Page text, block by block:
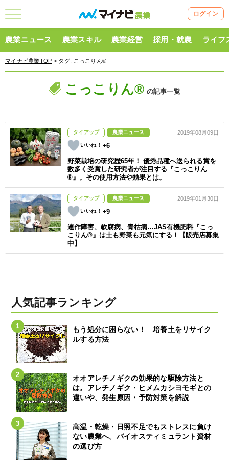
ログイン
農業ニュース 農業スキル 農業経営 採用・就農 ライフ
マイナビ農業TOP > タグ: こっこりん®
こっこりん® の記事一覧
タイアップ 農業ニュース
+6
2019年08月09日
野菜栽培の研究歴65年！ 優秀品種へ送られる賞を
数多く受賞した研究者が注目する『こっこりん
®』。その使用方法や効果とは。
タイアップ 農業ニュース
+9
2019年01月30日
連作障害、軟腐病、青枯病…JAS有機肥料『こっ
こりん®』は土も野菜も元気にする！【販売店募集
中】
人気記事ランキング
もう処分に困らない！ 培養土をリサイク
ルする方法
オオアレチノギクの効果的な駆除方法と
は。アレチノギク・ヒメムカシヨモギとの
違いや、発生原因・予防対策を解説
高温・乾燥・日照不足でもストレスに負け
ない農業へ。バイオスティミュラント資材
の選び方